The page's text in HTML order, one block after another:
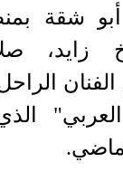
شقة
زايد،
العربي"